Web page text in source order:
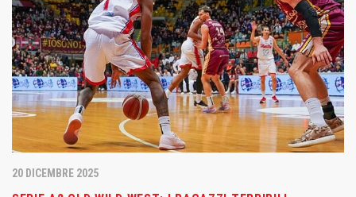
20 DICEMBRE 2025